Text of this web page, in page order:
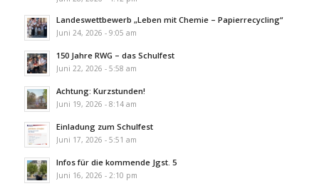
Landeswettbewerb „Leben mit Chemie – Papierrecycling“
Juni 24, 2026 - 9:05 am
150 Jahre RWG – das Schulfest
Juni 22, 2026 - 5:58 am
Achtung: Kurzstunden!
Juni 19, 2026 - 8:14 am
Einladung zum Schulfest
Juni 17, 2026 - 5:51 am
Infos für die kommende Jgst. 5
Juni 16, 2026 - 2:10 pm